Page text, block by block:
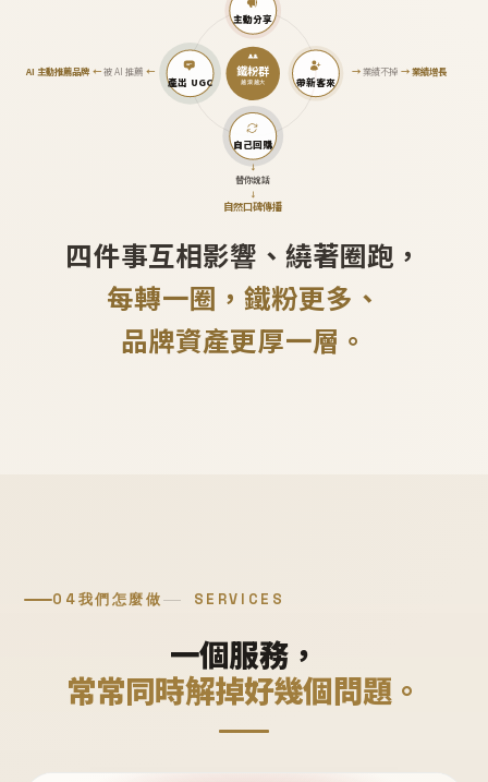
鐵粉群
越滾越大
主動分享
帶新客來
→業績不掉 →業績增長
自己回購
↓
替你說話
↓
自然口碑傳播
產出 UGC
AI 主動推薦品牌←被 AI 推薦 ←
四件事互相影響、繞著圈跑，
每轉一圈，鐵粉更多、
品牌資產更厚一層。
04我們怎麼做 SERVICES
一個服務，
常常同時解掉好幾個問題。